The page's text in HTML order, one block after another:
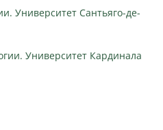
Университет Сантьяго-де-
Университет Кардинала